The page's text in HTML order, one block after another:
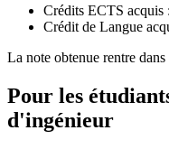
Crédits ECTS acquis
Crédit de Langue
La note obtenue rentre
Pour les
d'ingénieur